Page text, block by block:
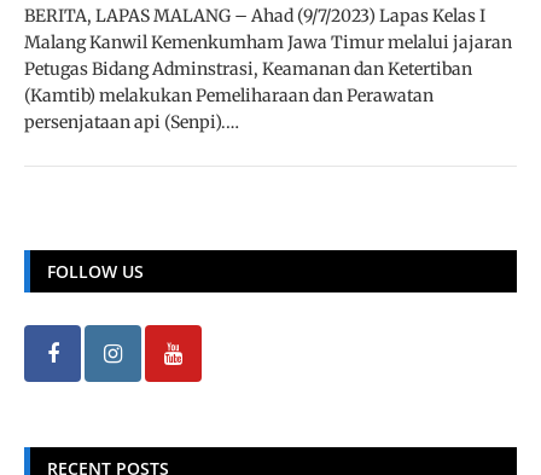
BERITA, LAPAS MALANG – Ahad (9/7/2023) Lapas Kelas I
Malang Kanwil Kemenkumham Jawa Timur melalui jajaran
Petugas Bidang Adminstrasi, Keamanan dan Ketertiban
(Kamtib) melakukan Pemeliharaan dan Perawatan
persenjataan api (Senpi).…
FOLLOW US
RECENT POSTS